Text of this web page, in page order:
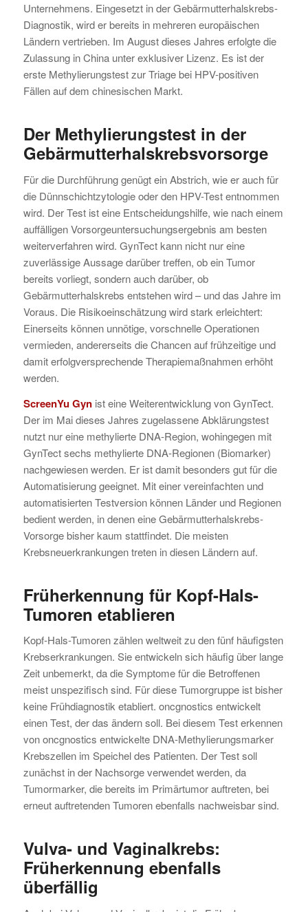
Unternehmens. Eingesetzt in der Gebärmutterhalskrebs-
Diagnostik, wird er bereits in mehreren europäischen
Ländern vertrieben. Im August dieses Jahres erfolgte die
Zulassung in China unter exklusiver Lizenz. Es ist der
erste Methylierungstest zur Triage bei HPV-positiven
Fällen auf dem chinesischen Markt.
Der Methylierungstest in der
Gebärmutterhalskrebsvorsorge
Für die Durchführung genügt ein Abstrich, wie er auch für
die Dünnschichtzytologie oder den HPV-Test entnommen
wird. Der Test ist eine Entscheidungshilfe, wie nach einem
auffälligen Vorsorgeuntersuchungsergebnis am besten
weiterverfahren wird. GynTect kann nicht nur eine
zuverlässige Aussage darüber treffen, ob ein Tumor
bereits vorliegt, sondern auch darüber, ob
Gebärmutterhalskrebs entstehen wird – und das Jahre im
Voraus. Die Risikoeinschätzung wird stark erleichtert:
Einerseits können unnötige, vorschnelle Operationen
vermieden, andererseits die Chancen auf frühzeitige und
damit erfolgversprechende Therapiemaßnahmen erhöht
werden.
ScreenYu Gynist eine Weiterentwicklung von GynTect.
Der im Mai dieses Jahres zugelassene Abklärungstest
nutzt nur eine methylierte DNA-Region, wohingegen mit
GynTect sechs methylierte DNA-Regionen (Biomarker)
nachgewiesen werden. Er ist damit besonders gut für die
Automatisierung geeignet. Mit einer vereinfachten und
automatisierten Testversion können Länder und Regionen
bedient werden, in denen eine Gebärmutterhalskrebs-
Vorsorge bisher kaum stattfindet. Die meisten
Krebsneuerkrankungen treten in diesen Ländern auf.
Früherkennung für Kopf-Hals-
Tumoren etablieren
Kopf-Hals-Tumoren zählen weltweit zu den fünf häufigsten
Krebserkrankungen. Sie entwickeln sich häufig über lange
Zeit unbemerkt, da die Symptome für die Betroffenen
meist unspezifisch sind. Für diese Tumorgruppe ist bisher
keine Frühdiagnostik etabliert. oncgnostics entwickelt
einen Test, der das ändern soll. Bei diesem Test erkennen
von oncgnostics entwickelte DNA-Methylierungsmarker
Krebszellen im Speichel des Patienten. Der Test soll
zunächst in der Nachsorge verwendet werden, da
Tumormarker, die bereits im Primärtumor auftreten, bei
erneut auftretenden Tumoren ebenfalls nachweisbar sind.
Vulva- und Vaginalkrebs:
Früherkennung ebenfalls
überfällig